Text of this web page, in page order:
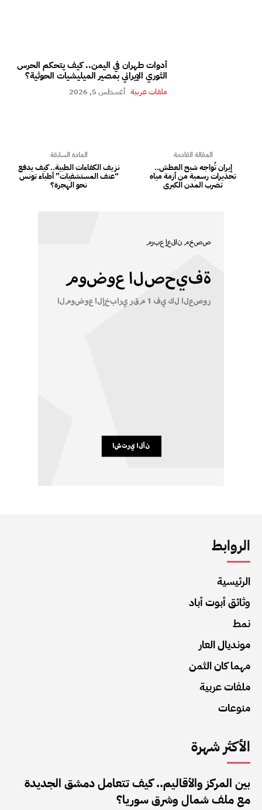
أدوات طهران في اليمن.. كيف يتحكم الحرس
الثوري الإيراني بمصير الميليشيات الحوثية؟
ملفات عربية أغسطس 5, 2026
المادة السابقة
نزيف الكفاءات الطبية.. كيف يدفع
“عنف المستشفيات” أطباء تونس
نحو الهجرة؟
المقالة القادمة
إيران تُواجه شبح العطش..
تحذيرات رسمية من أزمة مياه
تضرب المدن الكبرى
الروابط
الرئيسية
وثائق أبوت أباد
نمط
مونديال العار
مهما كان الثمن
ملفات عربية
منوعات
الأكثر شهرة
بين المركز والأقاليم.. كيف تتعامل دمشق الجديدة
مع ملف شمال وشرق سوريا؟